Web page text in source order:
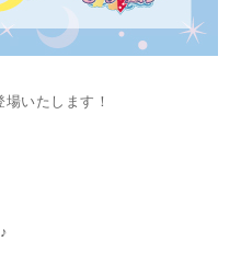
いたします！